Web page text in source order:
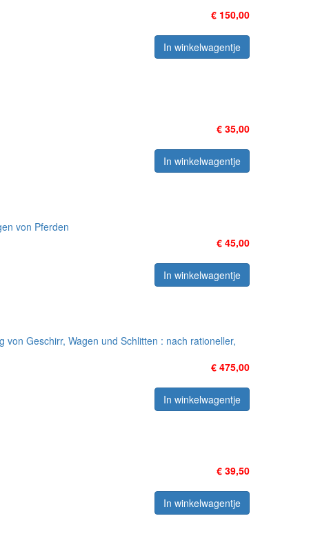
€ 150,00
In winkelwagentje
€ 35,00
In winkelwagentje
von Pferden
€ 45,00
In winkelwagentje
Geschirr, Wagen und Schlitten : nach rationeller,
€ 475,00
In winkelwagentje
€ 39,50
In winkelwagentje